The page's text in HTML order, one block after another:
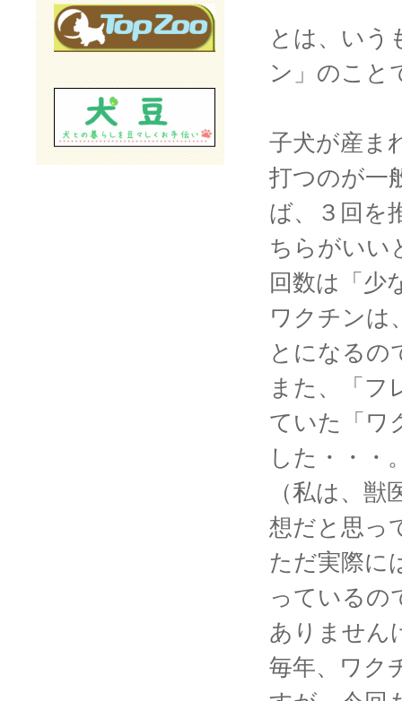
とは、いう
ン」のこと
子犬が産ま
打つのが一
ば、３回を
ちらがいい
回数は「少
ワクチンは
とになるの
また、「フ
ていた「ワ
した・・・
（私は、
想だと思っ
ただ実際に
っているの
ありません
毎年、ワク